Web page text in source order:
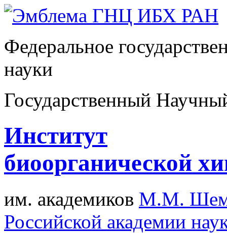
Федеральное
науки
Государственный
Институт
биоорганической
им. академиков М.М.
Российской академии